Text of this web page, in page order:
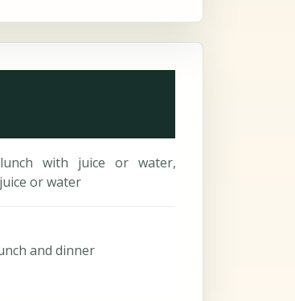
with juice or water,
or water
and dinner